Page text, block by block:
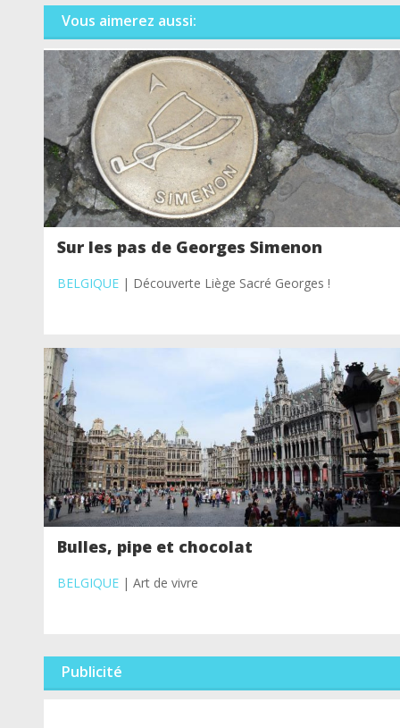
Vous aimerez aussi:
Sur les pas de Georges Simenon
BELGIQUE| Découverte Liège Sacré Georges !
Bulles, pipe et chocolat
BELGIQUE| Art de vivre
Publicité